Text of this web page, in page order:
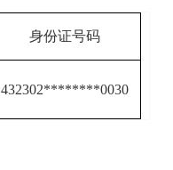
身份证号码
432302********0030